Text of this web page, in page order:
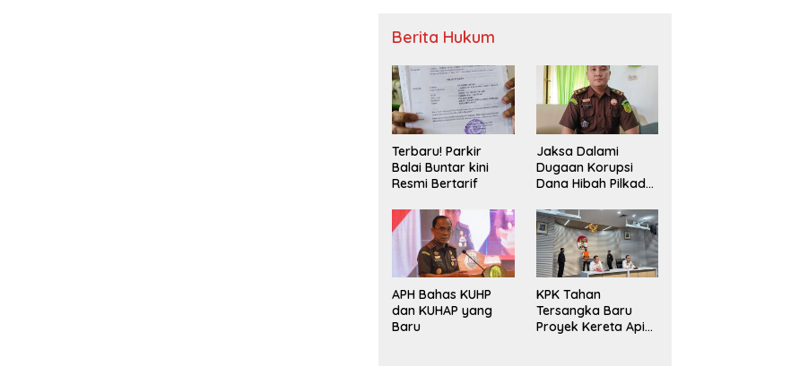
Berita Hukum
Terbaru! Parkir
Balai Buntar kini
Resmi Bertarif
Jaksa Dalami
Dugaan Korupsi
Dana Hibah Pilkada
Kaur
APH Bahas KUHP
dan KUHAP yang
Baru
KPK Tahan
Tersangka Baru
Proyek Kereta Api